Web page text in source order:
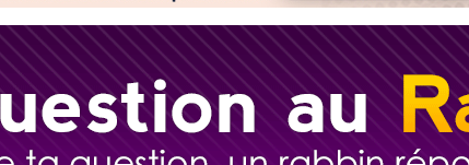
13 personnes viennent de demander une bénédiction
2 personnes viennent de nous rejoindre sur WhatsApp
30 personnes viennent de faire un don pour Sauvez la jambe de Yohan
Il reste 49 places pour étudier en groupe sur Zoom